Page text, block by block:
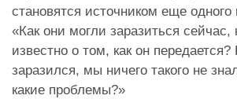
становятся источником еще
«Как они могли заразиться сейчас,
известно о том, как он передается?
заразился, мы ничего такого не
какие проблемы?»